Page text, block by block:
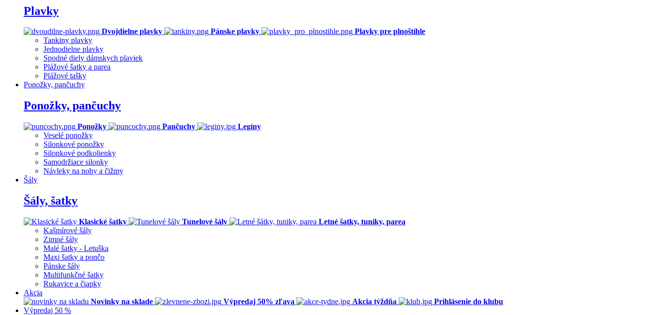
Plavky
Dvojdielne plavky Pánske plavky
Plavky pre plnoštíhle
Tankiny plavky
Jednodielne plavky
Spodné diely dámskych plaviek
Plážové šatky a parea
Plážové tašky
Ponožky, pančuchy
Ponožky, pančuchy
Ponožky Pančuchy
Legíny
Veselé ponožky
Silonkové ponožky
Silonkové podkolienky
Samodržiace silonky
Návleky na nohy a čižmy
Šály
Šály, šatky
Klasické šatky Tunelové šály
Letné šatky, tuniky, parea
Kašmírové šály
Zimné šály
Malé šatky - Letuška
Maxi šatky a pončo
Pánske šály
Multifunkčné šatky
Rukavice a čiapky
Akcia
Novinky na sklade
Výpredaj 50% zľava Akcia týždňa
Prihlásenie do klubu
Výpredaj 50 %